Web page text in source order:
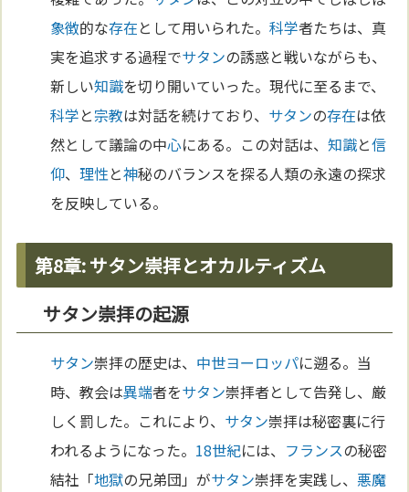
象徴的な存在として用いられた。科学者たちは、真
実を追求する過程でサタンの誘惑と戦いながらも、
新しい知識を切り開いていった。現代に至るまで、
科学と宗教は対話を続けており、 サタンの存在は依
然として議論の中心にある。この対話は、知識と信
仰、理性と神秘のバランスを探る人類の永遠の探求
を反映している。
第8章: サタン崇拝とオカルティズム
サタン崇拝の起源
サタン崇拝の歴史は、 中世ヨーロッパに遡る。当
時、教会は異端者をサタン崇拝者として告発し、厳
しく罰した。これにより、 サタン崇拝は秘密裏に行
われるようになった。 18世紀には、 フランスの秘密
結社「地獄の兄弟団」がサタン崇拝を実践し、悪魔